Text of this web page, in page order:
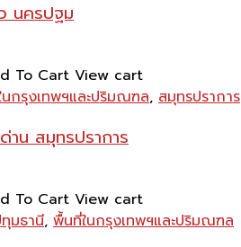
นครปฐม
To Cart View cart
กรุงเทพฯและปริมณฑล, สมุทรปราการ
น สมุทรปราการ
To Cart View cart
มธานี, พื้นที่ในกรุงเทพฯและปริมณฑล